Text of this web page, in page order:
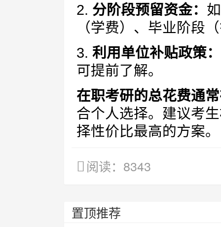
2. 分阶段预留资金：
（学费）、毕业阶段
3. 利用单位补贴政策：
可提前了解。
在职考研的总花费通
合个人选择。建议考
择性价比最高的方案。
阅读：8343
置顶推荐